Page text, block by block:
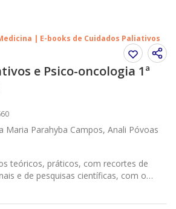
| E-books de Cuidados Paliativos
e Psico-oncologia 1ª
Maria Parahyba Campos, Anali Póvoas
teóricos, práticos, com recortes de
e de pesquisas científicas, com o
leitor as práticas dos cuidados